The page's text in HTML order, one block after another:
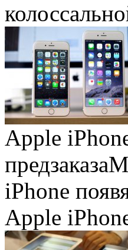
Apple
предзаказа
iPhone
Apple